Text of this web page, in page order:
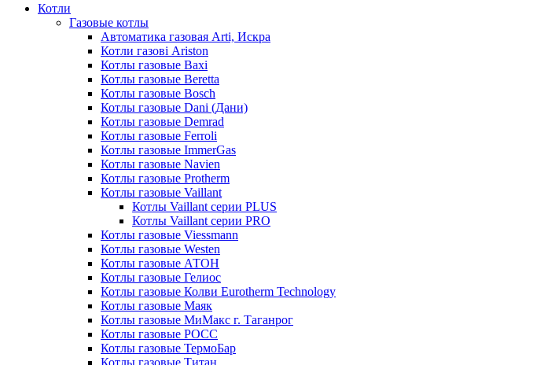
Котли
Газовые котлы
Автоматика газовая Arti, Искра
Котли газові Ariston
Котлы газовые Baxi
Котлы газовые Beretta
Котлы газовые Bosch
Котлы газовые Dani (Дани)
Котлы газовые Demrad
Котлы газовые Ferroli
Котлы газовые ImmerGas
Котлы газовые Navien
Котлы газовые Protherm
Котлы газовые Vaillant
Котлы Vaillant серии PLUS
Котлы Vaillant серии PRO
Котлы газовые Viessmann
Котлы газовые Westen
Котлы газовые АТОН
Котлы газовые Гелиос
Котлы газовые Колви Eurotherm Technology
Котлы газовые Маяк
Котлы газовые МиМакс г. Таганрог
Котлы газовые РОСС
Котлы газовые ТермоБар
Котлы газовые Титан